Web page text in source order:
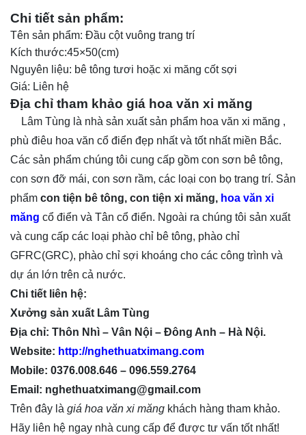
Chi tiết sản phẩm:
Tên sản phẩm: Đầu cột vuông trang trí
Kích thước:45×50(cm)
Nguyên liệu: bê tông tươi hoặc xi măng cốt sợi
Giá: Liên hệ
Địa chỉ tham khảo giá hoa văn xi măng
Lâm Tùng là nhà sản xuất sản phẩm hoa văn xi măng ,
phù điêu hoa văn cổ điển đẹp nhất và tốt nhất miền Bắc.
Các sản phẩm chúng tôi cung cấp gồm con sơn bê tông,
con sơn đỡ mái, con sơn rầm, các loại con bọ trang trí. Sản
phẩm con tiện bê tông, con tiện xi măng, hoa văn xi
măng cổ điển và Tân cổ điển. Ngoài ra chúng tôi sản xuất
và cung cấp các loại phào chỉ bê tông, phào chỉ
GFRC(GRC), phào chỉ sợi khoáng cho các công trình và
dự án lớn trên cả nước.
Chi tiết liên hệ:
Xưởng sản xuất Lâm Tùng
Địa chỉ: Thôn Nhì – Vân Nội – Đông Anh – Hà Nội.
Website: http://nghethuatximang.com
Mobile: 0376.008.646 – 096.559.2764
Email: nghethuatximang@gmail.com
Trên đây là giá hoa văn xi măng khách hàng tham khảo.
Hãy liên hệ ngay nhà cung cấp để được tư vấn tốt nhất!